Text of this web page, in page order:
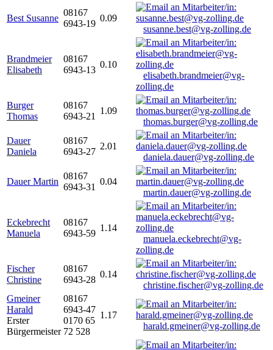
Best Susanne
08167
6943-19
0.09
susanne.best@vg-zolling.de
Brandmeier
Elisabeth
08167
6943-13
0.10
elisabeth.brandmeier@vg-
zolling.de
Burger
Thomas
08167
6943-21
1.09
thomas.burger@vg-zolling.de
Dauer
Daniela
08167
6943-27
2.01
daniela.dauer@vg-zolling.de
Dauer Martin
08167
6943-31
0.04
martin.dauer@vg-zolling.de
Eckebrecht
Manuela
08167
6943-59
1.14
manuela.eckebrecht@vg-
zolling.de
Fischer
Christine
08167
6943-28
0.14
christine.fischer@vg-zolling.de
Gmeiner
Harald
Erster
Bürgermeister
08167
6943-47
0170 65
72 528
1.17
harald.gmeiner@vg-zolling.de